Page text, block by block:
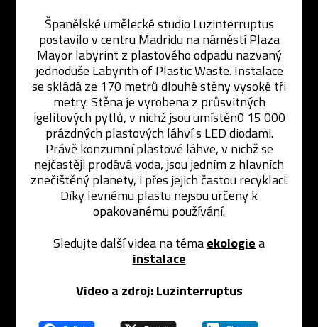
Španělské umělecké studio Luzinterruptus
postavilo v centru Madridu na náměstí Plaza
Mayor labyrint z plastového odpadu nazvaný
jednoduše Labyrith of Plastic Waste. Instalace
se skládá ze 170 metrů dlouhé stěny vysoké tři
metry. Stěna je vyrobena z průsvitných
igelitových pytlů, v nichž jsou umístěn0 15 000
prázdných plastových láhví s LED diodami.
Právě konzumní plastové láhve, v nichž se
nejčastěji prodává voda, jsou jedním z hlavních
znečištěný planety, i přes jejich častou recyklaci.
Díky levnému plastu nejsou určeny k
opakovanému používání.
Sledujte další videa na témaekologiea
instalace
Video a zdroj: Luzinterruptus